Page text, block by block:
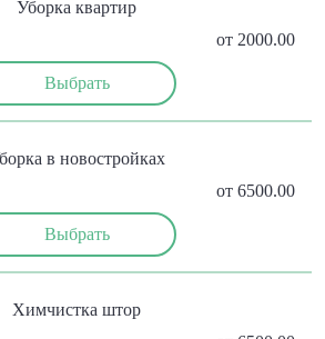
Уборка квартир
от 2000.00
Выбрать
в новостройках
от 6500.00
Выбрать
Химчистка штор